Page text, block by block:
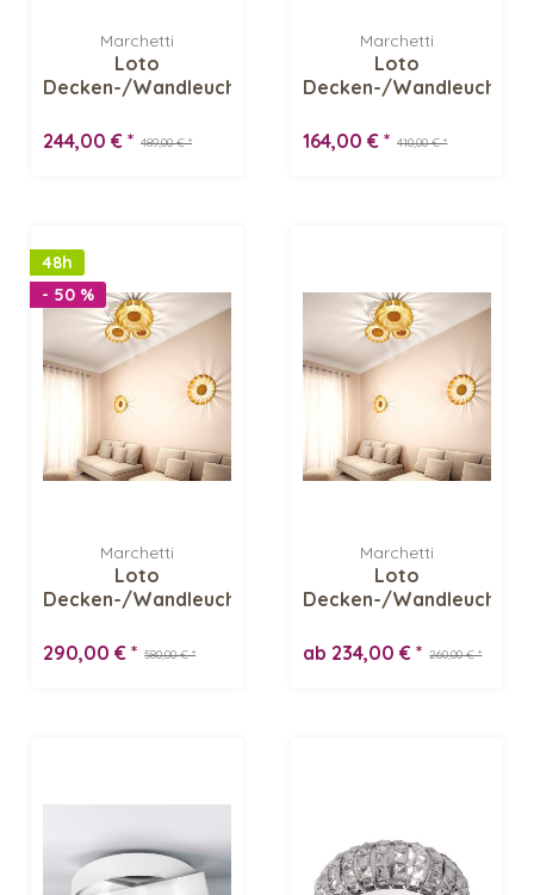
Marchetti
Loto
Decken-/Wandleuchte,
Lagerverkauf
489,00 € *
244,00 € *
Marchetti
Loto
Decken-/Wandleuchte,
410,00 € *
164,00 € *
48h
- 50 %
Marchetti
Loto
Decken-/Wandleuchte,
580,00 € *
290,00 € *
Marchetti
Loto
Decken-/Wandleuchte
260,00 € *
ab 234,00 € *